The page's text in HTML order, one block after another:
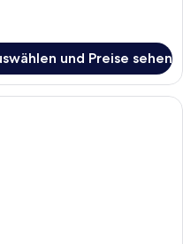
und Preise sehen
Hotelzimmer mit einem Bett,